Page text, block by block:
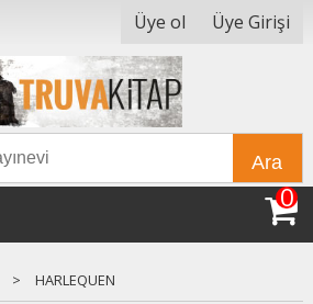
Üye ol Üye Girişi
Ara
0
> HARLEQUEN